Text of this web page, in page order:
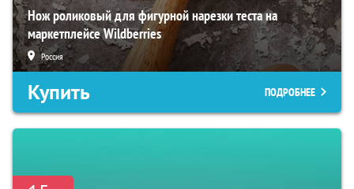
Нож роликовый для фигурной нарезки теста на
маркетплейсе Wildberries
Россия
Купить ПОДРОБНЕЕ